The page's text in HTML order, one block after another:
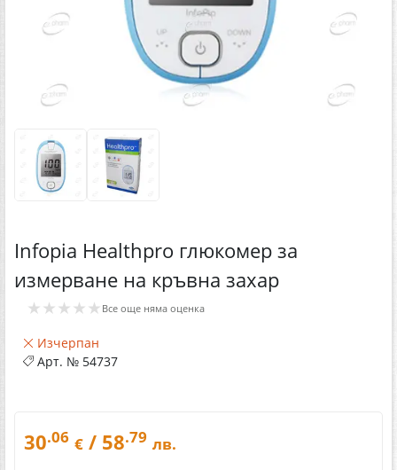
Infopia Healthpro глюкомер за
измерване на кръвна захар
★★★★★ Все още няма оценка
Изчерпан
Арт. № 54737
30.06 € / 58.79 лв.